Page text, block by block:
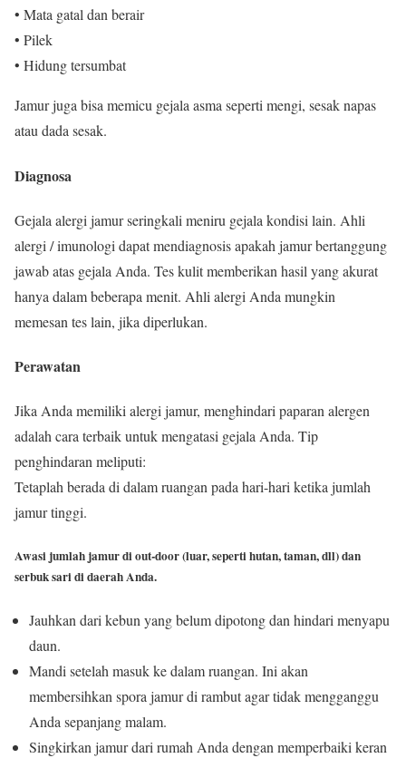
• Mata gatal dan berair
• Pilek
• Hidung tersumbat
Jamur juga bisa memicu gejala asma seperti mengi, sesak napas
atau dada sesak.
Diagnosa
Gejala alergi jamur seringkali meniru gejala kondisi lain. Ahli
alergi / imunologi dapat mendiagnosis apakah jamur bertanggung
jawab atas gejala Anda. Tes kulit memberikan hasil yang akurat
hanya dalam beberapa menit. Ahli alergi Anda mungkin
memesan tes lain, jika diperlukan.
Perawatan
Jika Anda memiliki alergi jamur, menghindari paparan alergen
adalah cara terbaik untuk mengatasi gejala Anda. Tip
penghindaran meliputi:
Tetaplah berada di dalam ruangan pada hari-hari ketika jumlah
jamur tinggi.
Awasi jumlah jamur di out-door (luar, seperti hutan, taman, dll) dan
serbuk sari di daerah Anda.
Jauhkan dari kebun yang belum dipotong dan hindari menyapu
daun.
Mandi setelah masuk ke dalam ruangan. Ini akan
membersihkan spora jamur di rambut agar tidak mengganggu
Anda sepanjang malam.
Singkirkan jamur dari rumah Anda dengan memperbaiki keran